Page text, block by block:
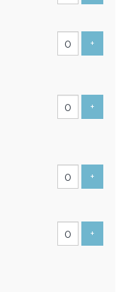
+Voeg
+Voeg
+Voeg
+Voeg